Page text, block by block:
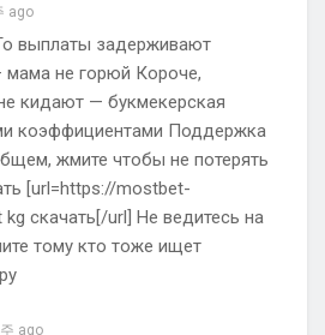
ago
выплаты задерживают
мама не горюй Короче,
кидают — букмекерская
коэффициентами Поддержка
жмите чтобы не потерять
[url=https://mostbet-
скачать[/url] Не ведитесь на
тому кто тоже ищет
ago